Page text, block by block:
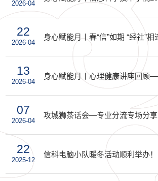
2026-04
22
2026-04
13
2026-04
07
2026-04
攻城狮茶话会—专业分流专场分享
22
2025-12
信科电脑小队暖冬活动顺利举办！